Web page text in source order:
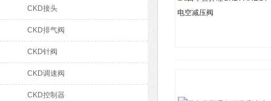
CKD接头
CKD排气阀
CKD针阀
CKD调速阀
CKD控制器